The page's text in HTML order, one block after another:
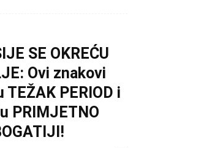
SE OKREĆU
Ovi znakovi
TEŽAK PERIOD i
PRIMJETNO